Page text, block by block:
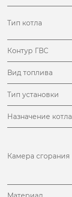
Тип котла
Контур ГВС
Вид топлива
Тип установки
Назначение котла
Камера сгорания